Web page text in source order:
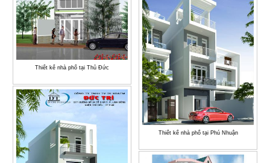
Thiết kế nhà phố tại Thủ Đức
Thiết kế nhà phố tại Phú Nhuận